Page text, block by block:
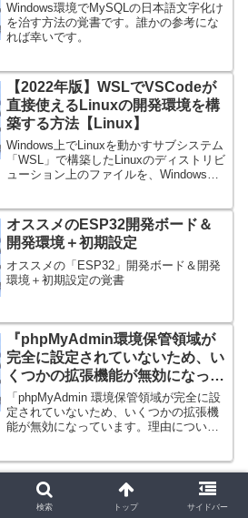
Windows環境でMySQLの日本語文字化け
を治す方法の覚書です。誰かの参考にな
れば幸いです。
【2022年版】WSLでVSCodeが
直接使えるLinuxの開発環境を構
築する方法【Linux】
Windows上でLinuxを動かすサブシステム
「WSL」で構築したLinuxのディストリビ
ューション上のファイルを、Windows上
オススメのESP32開発ボード＆
開発環境＋初期設定
オススメの「ESP32」開発ボード＆開発
環境＋初期設定の覚書
『phpMyAdmin環境保管領域が
完全に設定されていないため、い
くつかの拡張機能が無効になって
います。』の対策方法
「phpMyAdmin 環境保管領域が完全に設
定されていないため、いくつかの拡張機
能が無効になっています。理由について
こともできます。」のエラーメッセージ
の解消方法の覚書
Sponsored Link
検索 トップ サイドバー